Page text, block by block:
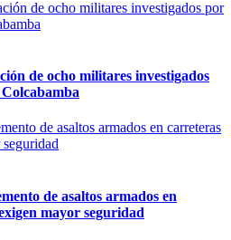
de ocho militares investigados
de asaltos armados en
mayor seguridad